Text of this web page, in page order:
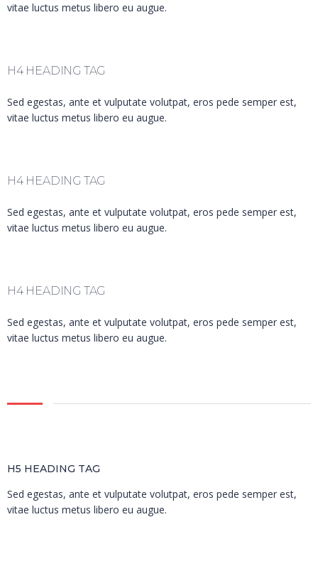
vitae luctus metus libero eu augue.
H4 HEADING TAG
Sed egestas, ante et vulputate volutpat, eros pede semper est,
vitae luctus metus libero eu augue.
H4 HEADING TAG
Sed egestas, ante et vulputate volutpat, eros pede semper est,
vitae luctus metus libero eu augue.
H4 HEADING TAG
Sed egestas, ante et vulputate volutpat, eros pede semper est,
vitae luctus metus libero eu augue.
H5 HEADING TAG
Sed egestas, ante et vulputate volutpat, eros pede semper est,
vitae luctus metus libero eu augue.